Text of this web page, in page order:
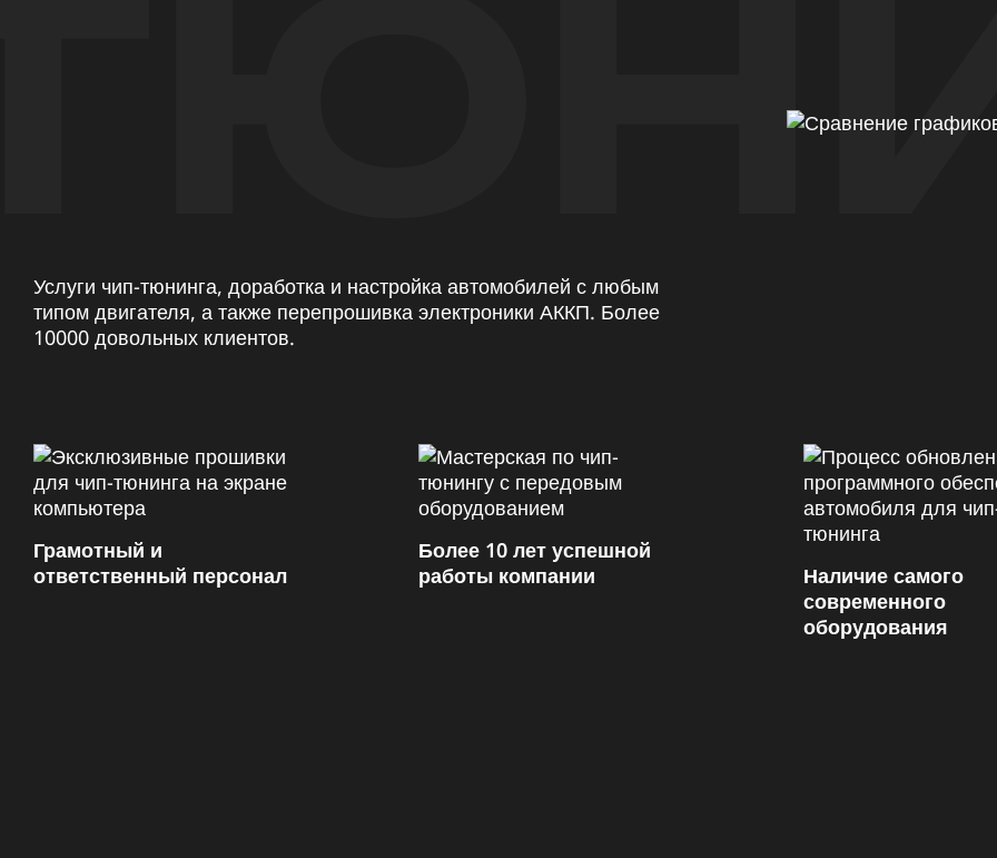
Услуги чип-тюнинга, доработка и настройка автомобилей с любым
типом двигателя, а также перепрошивка электроники АККП. Более
10000 довольных клиентов.
Грамотный и
ответственный персонал
Более 10 лет успешной
работы компании
Наличие самого
современного
оборудования